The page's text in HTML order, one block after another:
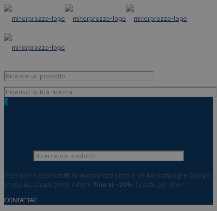
0
Inserisci i tuoi prodotti su minorprezzo.info e se hai campagne Google
shopping scopri come ridurre fino al -20% il costo per click!
CONTATTACI